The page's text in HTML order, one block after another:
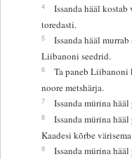
4
Issanda hääl
toredasti.
5
Issanda hääl
Liibanoni seedrid.
6
Ta paneb Liibanoni
noore metshärja.
7 Issanda mürina
8
Issanda mürina
Kaadesi kõrbe värisema.
9
Issanda mürina